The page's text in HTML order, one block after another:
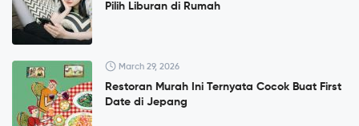
Pilih Liburan di Rumah
March 29, 2026
Restoran Murah Ini Ternyata Cocok Buat First
Date di Jepang